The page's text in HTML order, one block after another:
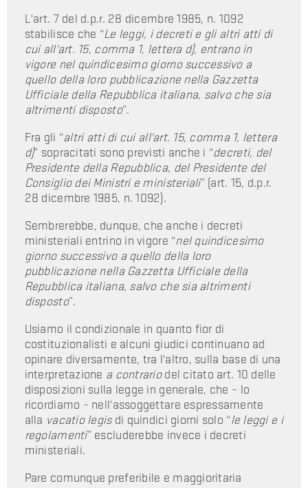
L'art. 7 del d.p.r. 28 dicembre 1985, n. 1092
stabilisce che “Le leggi, i decreti e gli altri atti di
cui all'art. 15, comma 1, lettera d), entrano in
vigore nel quindicesimo giorno successivo a
quello della loro pubblicazione nella Gazzetta
Ufficiale della Repubblica italiana, salvo che sia
altrimenti disposto”.
Fra gli “altri atti di cui all'art. 15, comma 1, lettera
d)” sopracitati sono previsti anche i “decreti, del
Presidente della Repubblica, del Presidente del
Consiglio dei Ministri e ministeriali” (art. 15, d.p.r.
28 dicembre 1985, n. 1092).
Sembrerebbe, dunque, che anche i decreti
ministeriali entrino in vigore “nel quindicesimo
giorno successivo a quello della loro
pubblicazione nella Gazzetta Ufficiale della
Repubblica italiana, salvo che sia altrimenti
disposto”.
Usiamo il condizionale in quanto fior di
costituzionalisti e alcuni giudici continuano ad
opinare diversamente, tra l'altro, sulla base di una
interpretazione a contrariodel citato art. 10 delle
disposizioni sulla legge in generale, che – lo
ricordiamo – nell'assoggettare espressamente
alla vacatio legisdi quindici giorni solo “le leggi e i
regolamenti” escluderebbe invece i decreti
ministeriali.
Pare comunque preferibile e maggioritaria